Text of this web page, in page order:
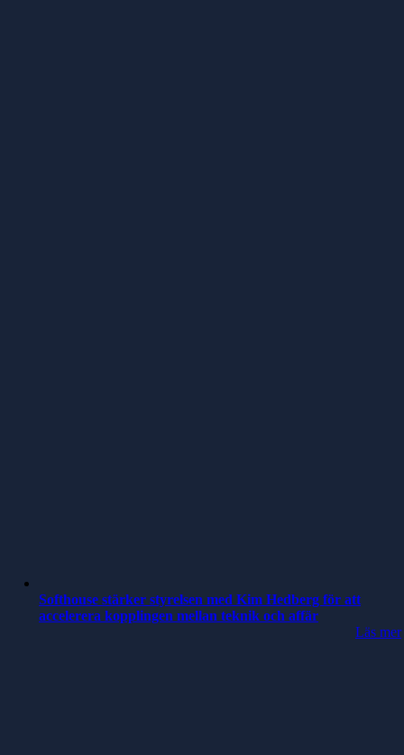
Softhouse stärker styrelsen med Kim Hedberg för att
accelerera kopplingen mellan teknik och affär
Läs mer